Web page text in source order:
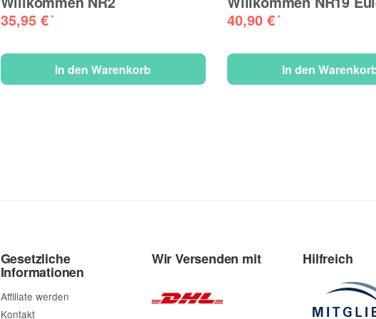
35,95 €*
In den Warenkorb
40,90 €*
In den
Gesetzliche
Informationen
Affiliate werden
Kontakt
Wir Versenden mit Hilfreich